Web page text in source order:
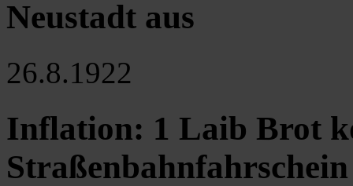
Neustadt aus
26.8.1922
Inflation: 1 Laib Brot